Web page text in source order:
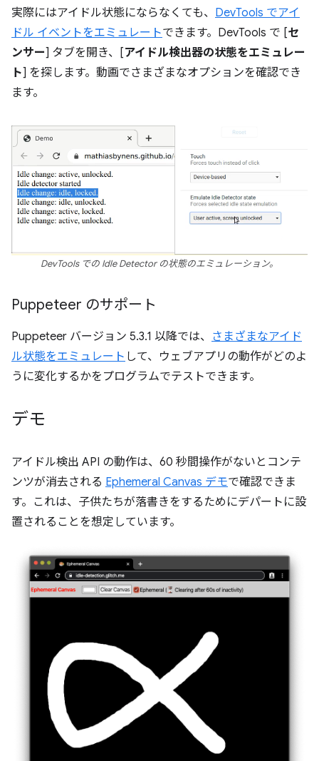
実際にはアイドル状態にならなくても、 DevTools でアイ
ドル イベントをエミュレートできます。DevTools で [セ
ンサー] タブを開き、[アイドル検出器の状態をエミュレー
ト] を探します。動画でさまざまなオプションを確認でき
ます。
DevTools での Idle Detector の状態のエミュレーション。
Puppeteer のサポート
Puppeteer バージョン 5.3.1 以降では、 さまざまなアイド
ル状態をエミュレート して、ウェブアプリの動作がどのよ
うに変化するかをプログラムでテストできます。
デモ
アイドル検出 API の動作は、60 秒間操作がないとコンテ
ンツが消去される Ephemeral Canvas デモで確認できま
す。これは、子供たちが落書きをするためにデパートに設
置されることを想定しています。